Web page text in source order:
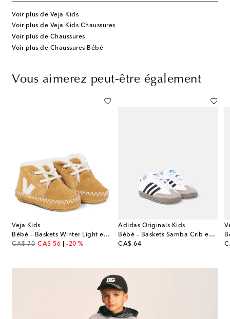
Voir plus de Veja Kids
Voir plus de Veja Kids Chaussures
Voir plus de Chaussures
Voir plus de Chaussures Bébé
Vous aimerez peut-être également
Veja Kids
Bébé – Baskets Winter Light en daim
CA$ 70
original price
CA$ 56
discount price
-20 %
Adidas Originals Kids
Bébé – Baskets Samba Crib en cuir
CA$ 64
original price